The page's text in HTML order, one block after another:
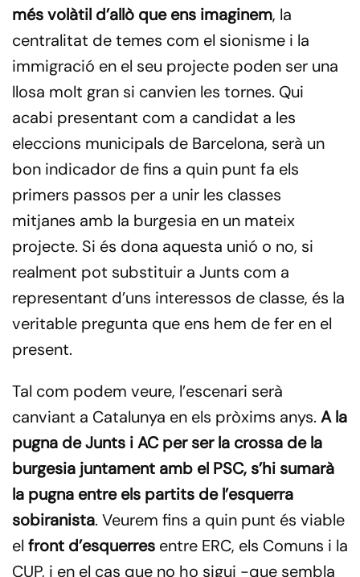
més volàtil d’allò que ens imaginem, la
centralitat de temes com el sionisme i la
immigració en el seu projecte poden ser una
llosa molt gran si canvien les tornes. Qui
acabi presentant com a candidat a les
eleccions municipals de Barcelona, serà un
bon indicador de fins a quin punt fa els
primers passos per a unir les classes
mitjanes amb la burgesia en un mateix
projecte. Si és dona aquesta unió o no, si
realment pot substituir a Junts com a
representant d’uns interessos de classe, és la
veritable pregunta que ens hem de fer en el
present.
Tal com podem veure, l’escenari serà
canviant a Catalunya en els pròxims anys. A la
pugna de Junts i AC per ser la crossa de la
burgesia juntament amb el PSC, s’hi sumarà
la pugna entre els partits de l’esquerra
sobiranista. Veurem fins a quin punt és viable
el front d’esquerres entre ERC, els Comuns i la
CUP, i en el cas que no ho sigui -que sembla